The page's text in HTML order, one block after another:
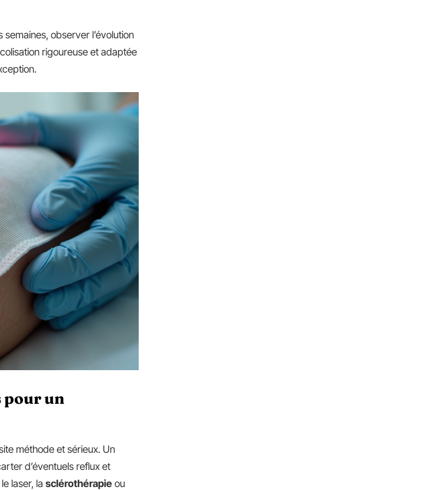
observer l’évolution
rigoureuse et adaptée
pour un
méthode et sérieux. Un
d’éventuels reflux et
laser, la sclérothérapie ou